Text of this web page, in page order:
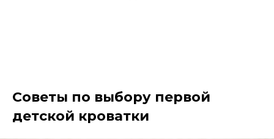
Советы по выбору первой
детской кроватки